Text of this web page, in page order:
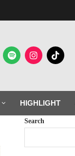
HIGHLIGHT
Search